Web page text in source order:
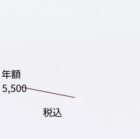
年額
5,500
税込